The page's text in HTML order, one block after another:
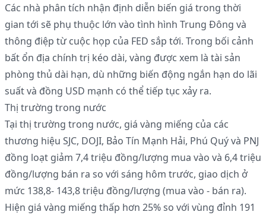
Các nhà phân tích nhận định diễn biến giá trong thời
gian tới sẽ phụ thuộc lớn vào tình hình Trung Đông và
thông điệp từ cuộc họp của FED sắp tới. Trong bối cảnh
bất ổn địa chính trị kéo dài, vàng được xem là tài sản
phòng thủ dài hạn, dù những biến động ngắn hạn do lãi
suất và đồng USD mạnh có thể tiếp tục xảy ra.
Thị trường trong nước
Tại thị trường trong nước, giá vàng miếng của các
thương hiệu SJC, DOJI, Bảo Tín Mạnh Hải, Phú Quý và PNJ
đồng loạt giảm 7,4 triệu đồng/lượng mua vào và 6,4 triệu
đồng/lượng bán ra so với sáng hôm trước, giao dịch ở
mức 138,8- 143,8 triệu đồng/lượng (mua vào - bán ra).
Hiện giá vàng miếng thấp hơn 25% so với vùng đỉnh 191